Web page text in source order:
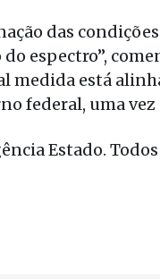
das
espectro”,
medida está
federal, uma
Estado.